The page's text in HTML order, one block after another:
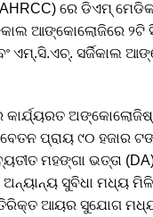
ରେ ଡିଏମ୍
ଆଙ୍କୋଲୋଜିରେ ୨ଟି
ଏମ୍.ସି.ଏଚ୍. ସର୍ଜିକାଲ
ପ୍ରାୟ ୯୦
ମହଙ୍ଗା ଭତ୍ତା
ଅନ୍ୟାନ୍ୟ ସୁବିଧା ମଧ୍ୟ
ଆୟର ସୁଯୋଗ